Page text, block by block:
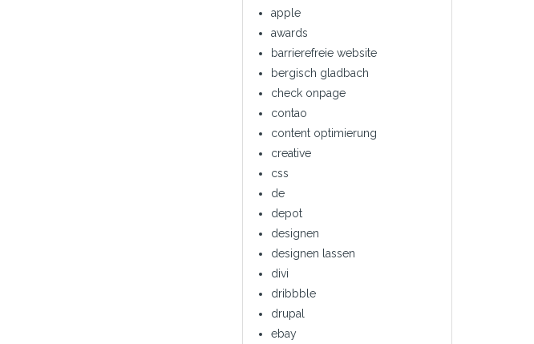
apple
awards
barrierefreie website
bergisch gladbach
check onpage
contao
content optimierung
creative
css
de
depot
designen
designen lassen
divi
dribbble
drupal
ebay